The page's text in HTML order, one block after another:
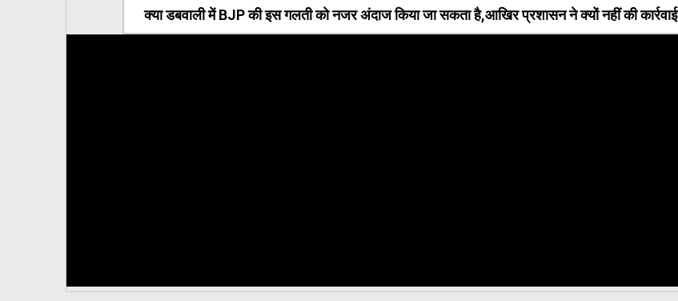
क्या डबवाली में BJP की इस गलती को नजर अंदाज किया जा सकता है,आखिर प्रशासन ने क्यों नहीं की कार्रवाई